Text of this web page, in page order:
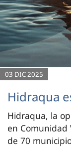
03 DIC 2025
Hidraqua
Hidraqua, la
en Comunidad
de 70